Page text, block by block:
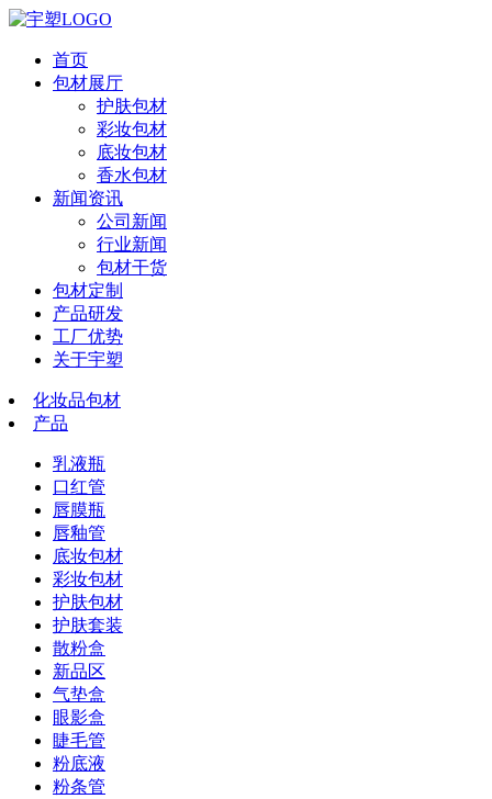
首页
包材展厅
护肤包材
彩妆包材
底妆包材
香水包材
新闻资讯
公司新闻
行业新闻
包材干货
包材定制
产品研发
工厂优势
关于宇塑
化妆品包材
产品
乳液瓶
口红管
唇膜瓶
唇釉管
底妆包材
彩妆包材
护肤包材
护肤套装
散粉盒
新品区
气垫盒
眼影盒
睫毛管
粉底液
粉条管